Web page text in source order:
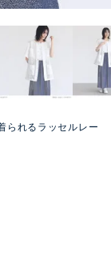
られるラッセルレー